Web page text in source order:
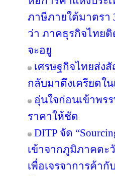
ภาษีภายใต้มาตรา
ว่า ภาคธุรกิจไทย
จะอยู
เศรษฐกิจไทยส่
กลับมาตึงเครียดใ
อุ่นใจก่อนเข้าพร
ราคาให้ชัด
DITP จัด
เข้าจากภูมิภาคตะ
เพื่อเจรจาการค้า